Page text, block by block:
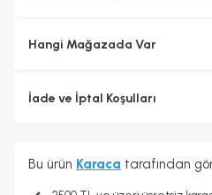
Hangi Mağazada Var
İade ve İptal Koşulları
Bu ürün Karaca tarafından